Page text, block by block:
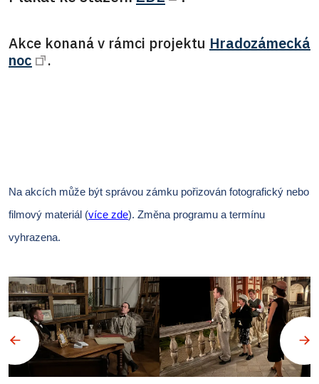
Akce konaná v rámci projektu Hradozámecká
noc
.
Na akcích může být správou zámku pořizován fotografický nebo
filmový materiál (více zde). Změna programu a termínu
vyhrazena.